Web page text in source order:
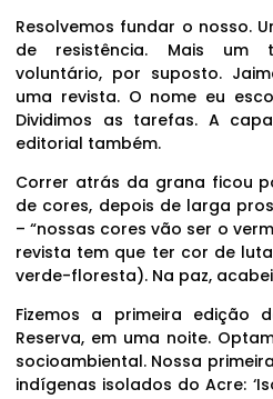
Resolvemos fundar o nosso.
de resistência. Mais um
voluntário, por suposto.
uma revista. O nome eu
Dividimos as tarefas. A
editorial também.
Correr atrás da grana ficou
de cores, depois de larga
– “nossas cores vão ser o
revista tem que ter cor de
verde-floresta). Na paz,
Fizemos a primeira edição
Reserva, em uma noite.
socioambiental. Nossa
indígenas isolados do Acre: